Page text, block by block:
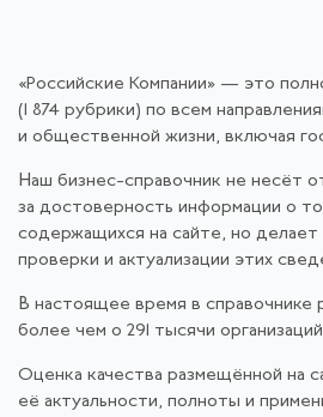
«Российские Компании» — это
(1 874 рубрики) по всем
и общественной жизни, включая
Наш бизнес-справочник не несёт
за достоверность информации о
содержащихся на сайте, но
проверки и актуализации этих
В настоящее время в справочнике
более чем о 291 тысячи
Оценка качества размещённой на
её актуальности, полноты и